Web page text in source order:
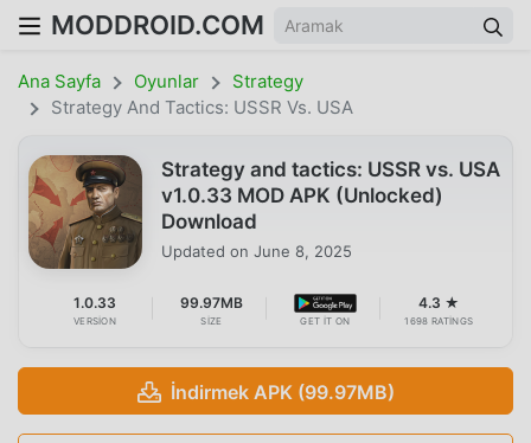
MODDROID.COM
Ana Sayfa Oyunlar
Strategy
Strategy And Tactics: USSR Vs. USA
Strategy and tactics: USSR vs. USA
v1.0.33 MOD APK (Unlocked)
Download
Updated on June 8, 2025
1.0.33
VERSION
99.97MB
SIZE GET IT ON
4.3 ★
1698 RATINGS
İndirmek APK (99.97MB)